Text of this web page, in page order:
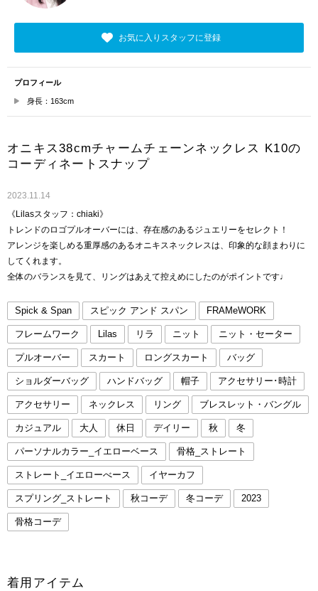
お気に入りスタッフに登録
プロフィール
身長：163cm
オニキス38cmチャームチェーンネックレス K10の
コーディネートスナップ
2023.11.14
《Lilasスタッフ：chiaki》
トレンドのロゴプルオーバーには、存在感のあるジュエリーをセレクト！
アレンジを楽しめる重厚感のあるオニキスネックレスは、印象的な顔まわりに
してくれます。
全体のバランスを見て、リングはあえて控えめにしたのがポイントです♩
Spick & Span スピック アンド スパン FRAMeWORK
フレームワーク Lilas リラ ニット ニット・セーター
プルオーバー スカート ロングスカート バッグ
ショルダーバッグ ハンドバッグ 帽子 アクセサリー･時計
アクセサリー ネックレス リング ブレスレット・バングル
カジュアル 大人 休日 デイリー 秋 冬
パーソナルカラー_イエローベース 骨格_ストレート
ストレート_イエローべース イヤーカフ
スプリング_ストレート 秋コーデ 冬コーデ 2023
骨格コーデ
着用アイテム